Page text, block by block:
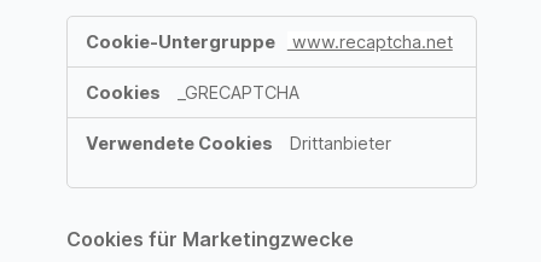
Funktionelle
Cookies
www.recaptcha.net
_GRECAPTCHA
Drittanbieter
Cookies für Marketingzwecke